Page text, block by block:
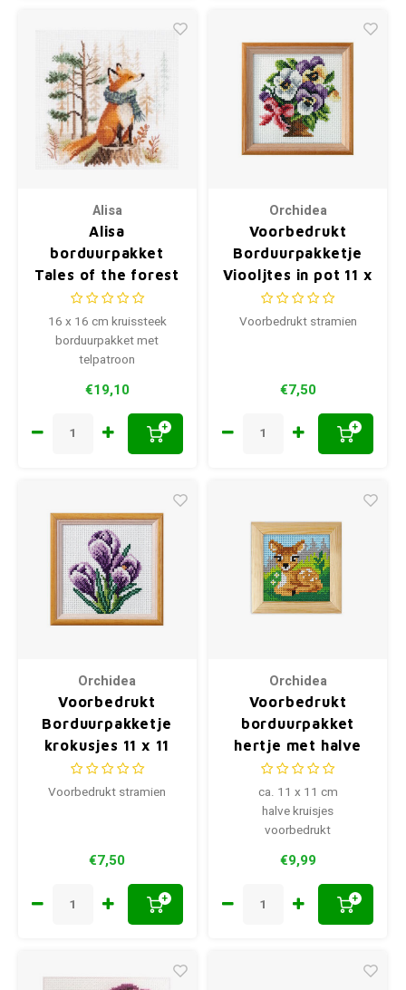
Alisa
Alisa
borduurpakket
Tales of the forest
Fox S0-243
16 x 16 cm kruissteek
borduurpakket met
telpatroon
€19,10
+
Orchidea
Voorbedrukt
Borduurpakketje
Viooljtes in pot 11 x
11 cm
Voorbedrukt stramien
€7,50
+
Orchidea
Voorbedrukt
Borduurpakketje
krokusjes 11 x 11
cm
Voorbedrukt stramien
€7,50
+
Orchidea
Voorbedrukt
borduurpakket
hertje met halve
kruisjes 11 x 11 cm
ca. 11 x 11 cm
halve kruisjes
voorbedrukt
€9,99
+